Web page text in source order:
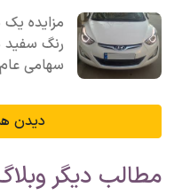
مزایده یک
سهامی
دیدن
مطالب دیگر